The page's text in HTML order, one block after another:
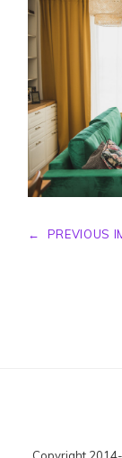
←
PREVIOUS